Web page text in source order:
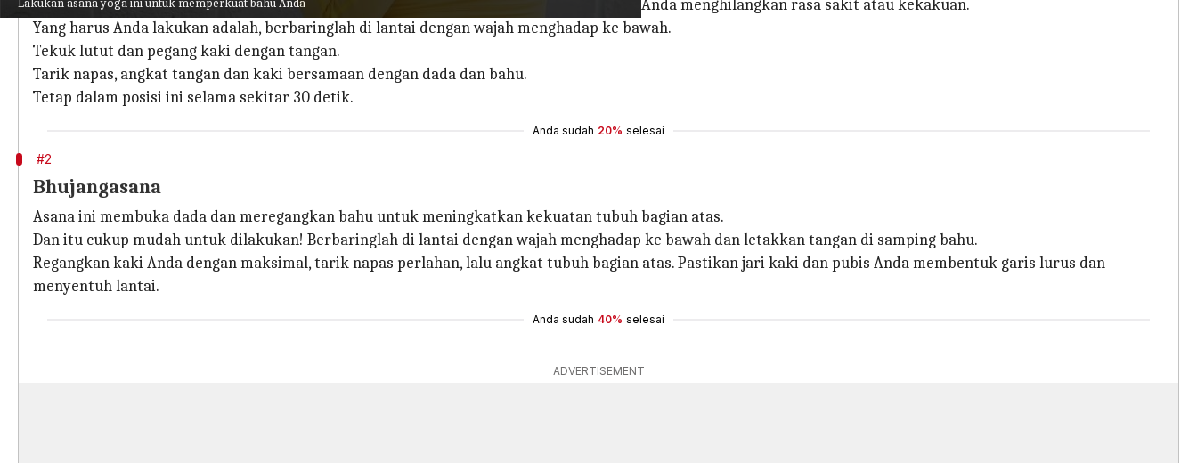
Lakukan asana yoga ini untuk memperkuat bahu Anda
Melakukan pose ini melibatkan peregangan otot bahu Anda, yang kemudian membantu Anda menghilangkan rasa sakit atau kekakuan.
Yang harus Anda lakukan adalah, berbaringlah di lantai dengan wajah menghadap ke bawah.
Tekuk lutut dan pegang kaki dengan tangan.
Tarik napas, angkat tangan dan kaki bersamaan dengan dada dan bahu.
Tetap dalam posisi ini selama sekitar 30 detik.
Anda sudah 20% selesai
#2
Bhujangasana
Asana ini membuka dada dan meregangkan bahu untuk meningkatkan kekuatan tubuh bagian atas.
Dan itu cukup mudah untuk dilakukan! Berbaringlah di lantai dengan wajah menghadap ke bawah dan letakkan tangan di samping bahu.
Regangkan kaki Anda dengan maksimal, tarik napas perlahan, lalu angkat tubuh bagian atas. Pastikan jari kaki dan pubis Anda membentuk garis lurus dan
menyentuh lantai.
Anda sudah 40% selesai
ADVERTISEMENT